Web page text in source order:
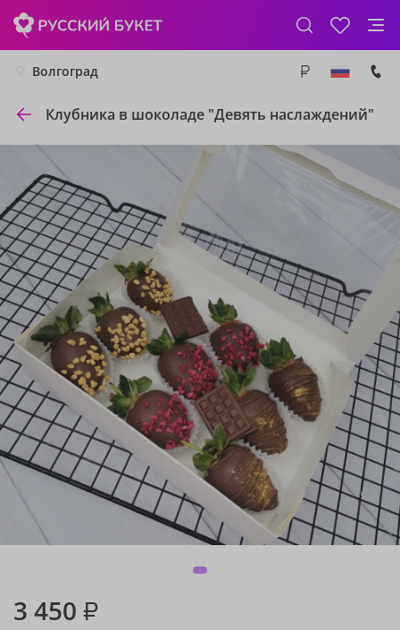
Волгоград
Клубника в шоколаде "Девять наслаждений"
3 450 ₽